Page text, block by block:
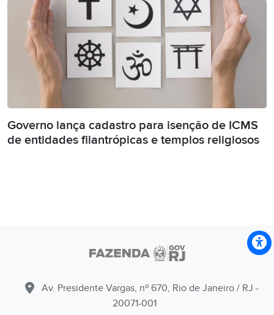
Governo lança cadastro para isenção de ICMS
de entidades filantrópicas e templos religiosos
Av. Presidente Vargas, nº 670, Rio de Janeiro / RJ -
20071-001